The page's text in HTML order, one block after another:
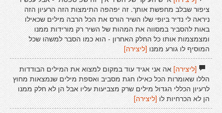
ציפור שבלב מחפשת אותך. זה יפהפה התימצות הזה הרעיון הזה
ניראה לי נדיר ביופי שלו השיר הורס את הכל הרבה מילים שכאילו
באות להסביר במסווה את המהות של השיר רק מורידות ממנו
ומצמצמות אותו כל החלק האחרון - הוא כמו הסבר למשהו שכל
המוסיף לו גורע ממנו [ליצירה]
[ליצירה]אה אני אגיד עוד במקום למצוא את המילים הבודדות
הללו שאומרות הכל כאילו חגת מסביב ואספת מילים שנמצאות מחוץ
לרעיון הכללי הגדול מילים שרק מצביעות עליו אבל הן לא חלק ממנו
הן לא הכרחיות לו [ליצירה]